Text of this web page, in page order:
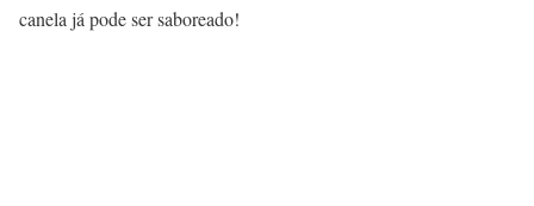
canela já pode ser saboreado!